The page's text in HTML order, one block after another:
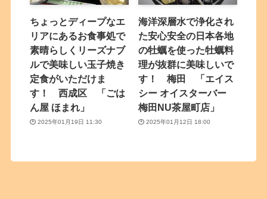
ちょっとディープなエ
リアにあるお食事処で
素晴らしくリーズナブ
ルで美味しい玉子焼き
定食がいただけま
す！ 西成区 「ごは
ん屋 ほまれ」
2025年01月19日 11:30
海洋深層水で浄化され
た安心安全の日本各地
の牡蠣を使った牡蠣料
理が抜群に美味しいで
す！ 梅田 「エイス
シー オイスターバー
梅田NU茶屋町店」
2025年01月12日 18:00